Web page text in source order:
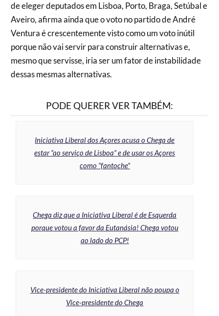
de eleger deputados em Lisboa, Porto, Braga, Setúbal e
Aveiro, afirma ainda que o voto no partido de André
Ventura é crescentemente visto como um voto inútil
porque não vai servir para construir alternativas e,
mesmo que servisse, iria ser um fator de instabilidade
dessas mesmas alternativas.
PODE QUERER VER TAMBÉM:
Iniciativa Liberal dos Açores acusa o Chega de
estar “ao serviço de Lisboa” e de usar os Açores
como “fantoche”
Chega diz que a Iniciativa Liberal é de Esquerda
porque votou a favor da Eutanásia! Chega votou
ao lado do PCP!
Vice-presidente do Iniciativa Liberal não poupa o
Vice-presidente do Chega